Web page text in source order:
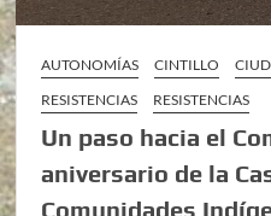
AUTONOMÍAS CINTILLO
RESISTENCIAS
RESISTENCIAS
Un paso hacia el
aniversario de la
Comunidades